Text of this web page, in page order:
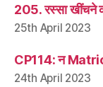
205. रस्सा खींचने
25th April 2023
CP114: न
24th April 2023